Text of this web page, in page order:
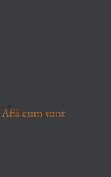
Află cum sunt